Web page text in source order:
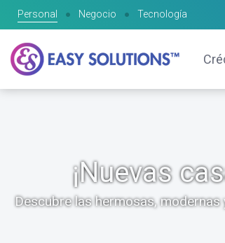
Personal ● Negocio ● Tecnología
¡Nuevas
Descubre las hermosas,